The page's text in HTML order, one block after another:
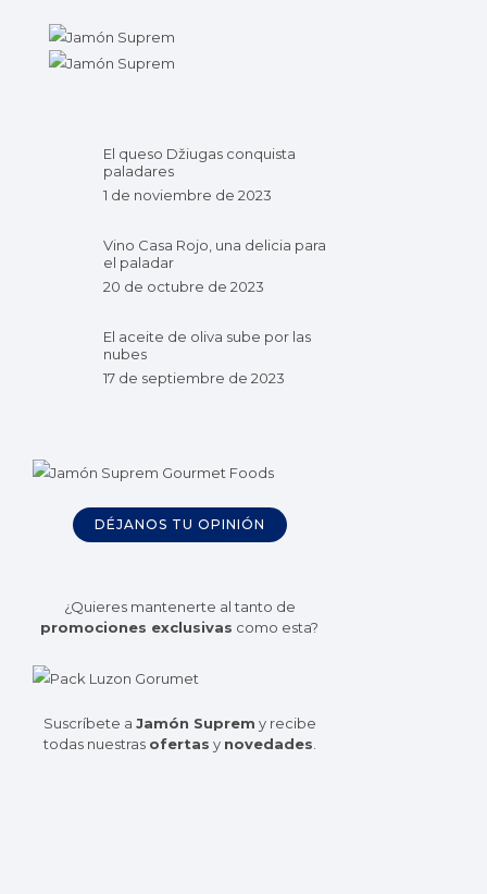
El queso Džiugas conquista
paladares
1 de noviembre de 2023
Vino Casa Rojo, una delicia para
el paladar
20 de octubre de 2023
El aceite de oliva sube por las
nubes
17 de septiembre de 2023
DÉJANOS TU OPINIÓN
¿Quieres mantenerte al tanto de
promociones exclusivas como esta?
Suscríbete a Jamón Suprem y recibe
todas nuestras ofertas y novedades